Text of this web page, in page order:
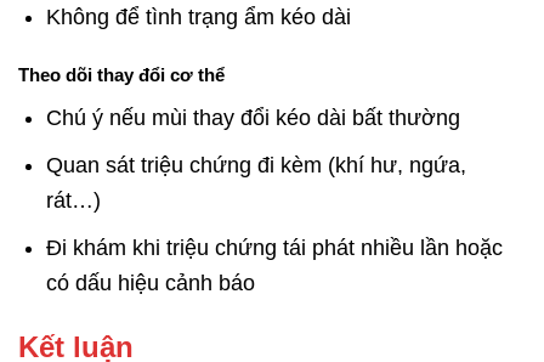
Không để tình trạng ẩm kéo dài
Theo dõi thay đổi cơ thể
Chú ý nếu mùi thay đổi kéo dài bất thường
Quan sát triệu chứng đi kèm (khí hư, ngứa,
rát…)
Đi khám khi triệu chứng tái phát nhiều lần hoặc
có dấu hiệu cảnh báo
Kết luận